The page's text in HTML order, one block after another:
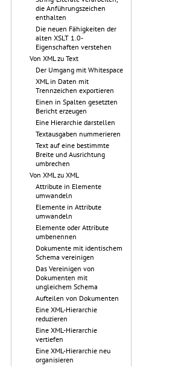
die Anführungszeichen
enthalten
Die neuen Fähigkeiten der
alten XSLT 1.0-
Eigenschaften verstehen
Von XML zu Text
Der Umgang mit Whitespace
XML in Daten mit
Trennzeichen exportieren
Einen in Spalten gesetzten
Bericht erzeugen
Eine Hierarchie darstellen
Textausgaben nummerieren
Text auf eine bestimmte
Breite und Ausrichtung
umbrechen
Von XML zu XML
Attribute in Elemente
umwandeln
Elemente in Attribute
umwandeln
Elemente oder Attribute
umbenennen
Dokumente mit identischem
Schema vereinigen
Das Vereinigen von
Dokumenten mit
ungleichem Schema
Aufteilen von Dokumenten
Eine XML-Hierarchie
reduzieren
Eine XML-Hierarchie
vertiefen
Eine XML-Hierarchie neu
organisieren